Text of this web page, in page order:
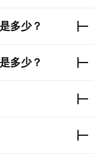
多少？
多少？